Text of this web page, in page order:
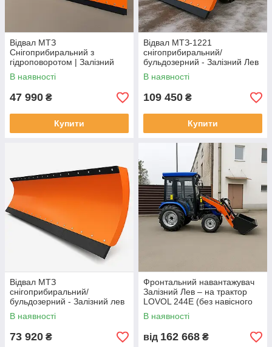
Відвал МТЗ
Снігоприбиральний з
гідроповоротом | Залізний
Лев
В наявності
47 990 ₴
Купити
Відвал МТЗ-1221
снігоприбиральний/
бульдозерний - Залізний Лев
В наявності
109 450 ₴
Купити
Відвал МТЗ
снігоприбиральний/
бульдозерний - Залізний лев
(Універсальний)
В наявності
73 920 ₴
Фронтальний навантажувач
Залізний Лев – на трактор
LOVOL 244E (без навісного
обладнання)
В наявності
від 162 668 ₴